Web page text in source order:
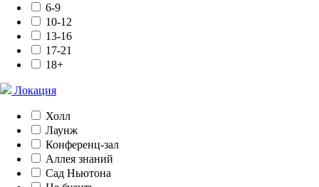
6-9
10-12
13-16
17-21
18+
Локация
Холл
Лаунж
Конференц-зал
Аллея знаний
Сад Ньютона